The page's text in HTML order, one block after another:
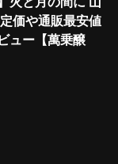
価や通販最安値
ュー【萬乗醸